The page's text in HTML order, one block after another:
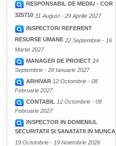
RESPONSABIL DE MEDIU - COR
325710 31 August - 29 Aprilie 2027
INSPECTOR/ REFERENT
RESURSE UMANE 22 Septembrie - 16
Martie 2027
MANAGER DE PROIECT 24
Septembrie - 28 Ianuarie 2027
ARHIVAR 12 Octombrie - 08
Februarie 2027
CONTABIL 12 Octombrie - 08
Februarie 2027
INSPECTOR IN DOMENIUL
SECURITATII SI SANATATII IN MUNCA
19 Octombrie - 19 Noiembrie 2026